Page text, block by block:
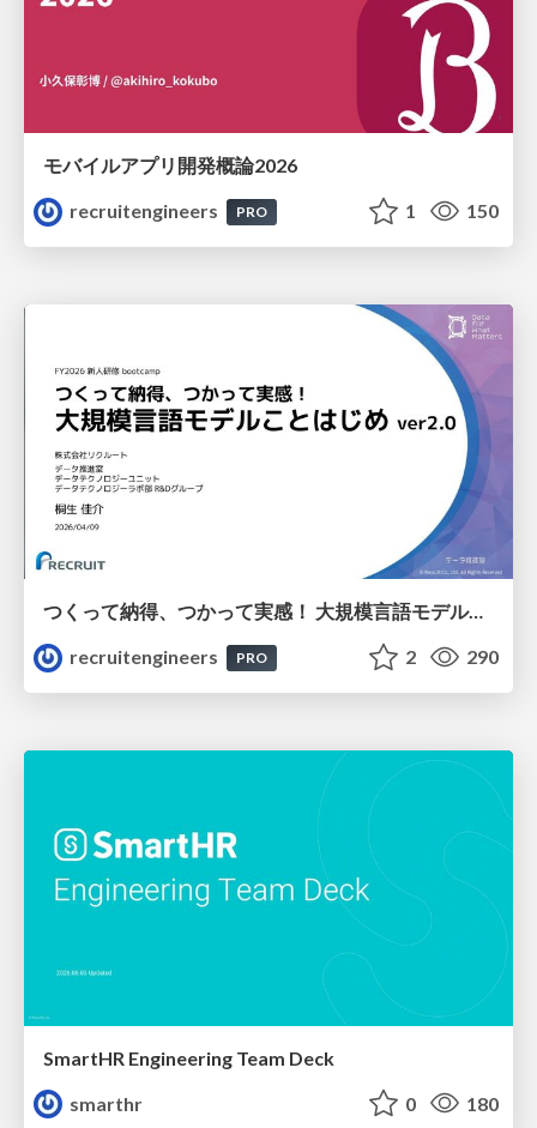
モバイルアプリ開発概論2026
recruitengineers
PRO 1 150
つくって納得、つかって実感！ 大規模言語モデルことはじめ ver2.0
recruitengineers
PRO 2 290
SmartHR Engineering Team Deck
smarthr
0 180